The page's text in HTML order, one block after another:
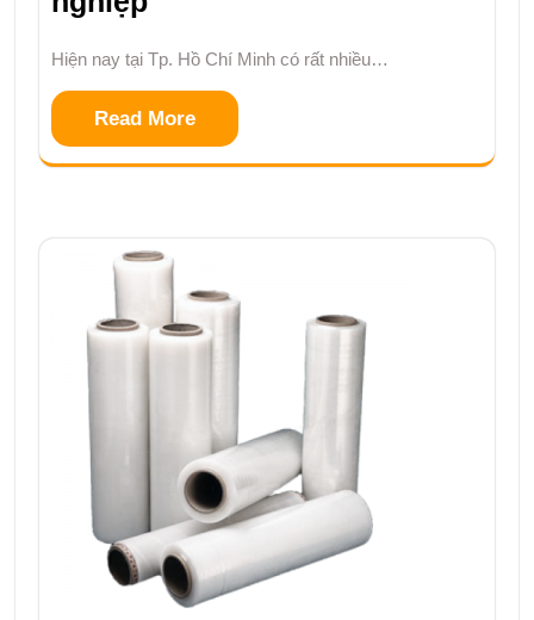
Hiện nay tại Tp. Hồ Chí Minh có rất nhiều…
Read More